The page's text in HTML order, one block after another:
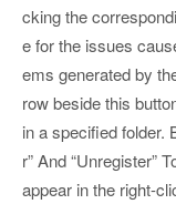
cking the
e for the issues
ems generated by
row beside this
in a specified folder.
r” And “Unregister”
appear in the right-